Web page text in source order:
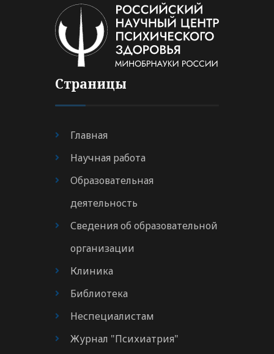
Страницы
Главная
Научная работа
Образовательная
деятельность
Сведения об образовательной
организации
Клиника
Библиотека
Неспециалистам
Журнал "Психиатрия"